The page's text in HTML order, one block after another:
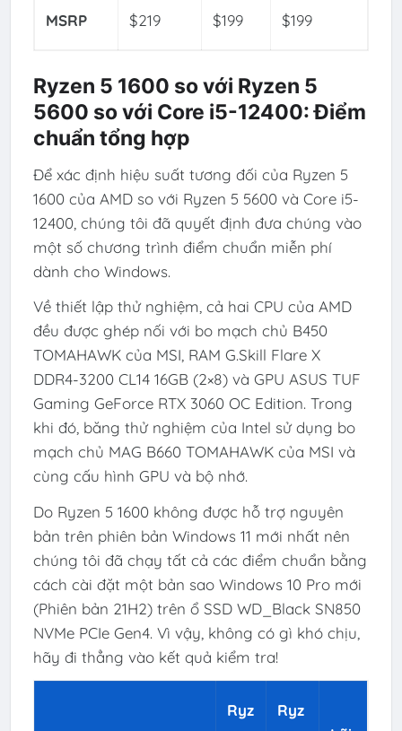
MSRP $219 $199 $199
Ryzen 5 1600 so với Ryzen 5
5600 so với Core i5-12400: Điểm
chuẩn tổng hợp
Để xác định hiệu suất tương đối của Ryzen 5
1600 của AMD so với Ryzen 5 5600 và Core i5-
12400, chúng tôi đã quyết định đưa chúng vào
một số chương trình điểm chuẩn miễn phí
dành cho Windows.
Về thiết lập thử nghiệm, cả hai CPU của AMD
đều được ghép nối với bo mạch chủ B450
TOMAHAWK của MSI, RAM G.Skill Flare X
DDR4-3200 CL14 16GB (2×8) và GPU ASUS TUF
Gaming GeForce RTX 3060 OC Edition. Trong
khi đó, băng thử nghiệm của Intel sử dụng bo
mạch chủ MAG B660 TOMAHAWK của MSI và
cùng cấu hình GPU và bộ nhớ.
Do Ryzen 5 1600 không được hỗ trợ nguyên
bản trên phiên bản Windows 11 mới nhất nên
chúng tôi đã chạy tất cả các điểm chuẩn bằng
cách cài đặt một bản sao Windows 10 Pro mới
(Phiên bản 21H2) trên ổ SSD WD_Black SN850
NVMe PCIe Gen4. Vì vậy, không có gì khó chịu,
hãy đi thẳng vào kết quả kiểm tra!
Ryz
Ryz